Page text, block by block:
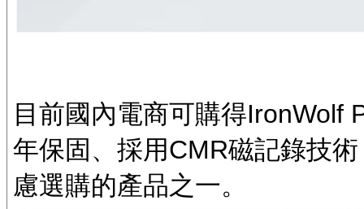
目前國內電商可購得IronWolf
年保固、採用CMR磁記錄技
慮選購的產品之一。